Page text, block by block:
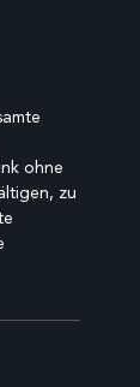
ohne
zu